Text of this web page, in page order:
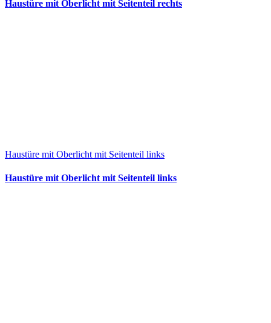
Haustüre mit Oberlicht mit Seitenteil rechts
Haustüre mit Oberlicht mit Seitenteil links
Haustüre mit Oberlicht mit Seitenteil links